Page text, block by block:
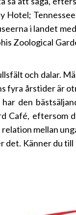
Hotel;
i landet
Zoological
och dalar.
fyra årstider är
den
Café, eftersom
mellan
Känner du